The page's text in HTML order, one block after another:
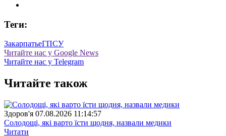
Теги:
ЗакарпатьеГПСУ
Читайте нас у Google News
Читайте нас у Telegram
Читайте також
Здоров'я 07.08.2026 11:14:57
Солодощі, які варто їсти щодня, назвали медики
Читати